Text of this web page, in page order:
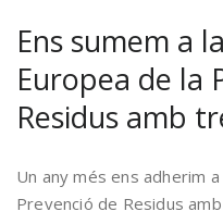
Ens sumem a
Europea de la
Residus amb
Un any més ens adherim
Prevenció de Residus